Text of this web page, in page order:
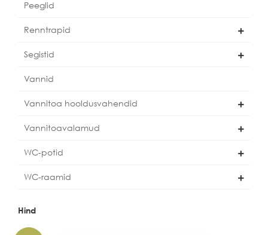
Peeglid
Renntrapid
Segistid
Vannid
Vannitoa hooldusvahendid
Vannitoavalamud
WC-potid
WC-raamid
Hind